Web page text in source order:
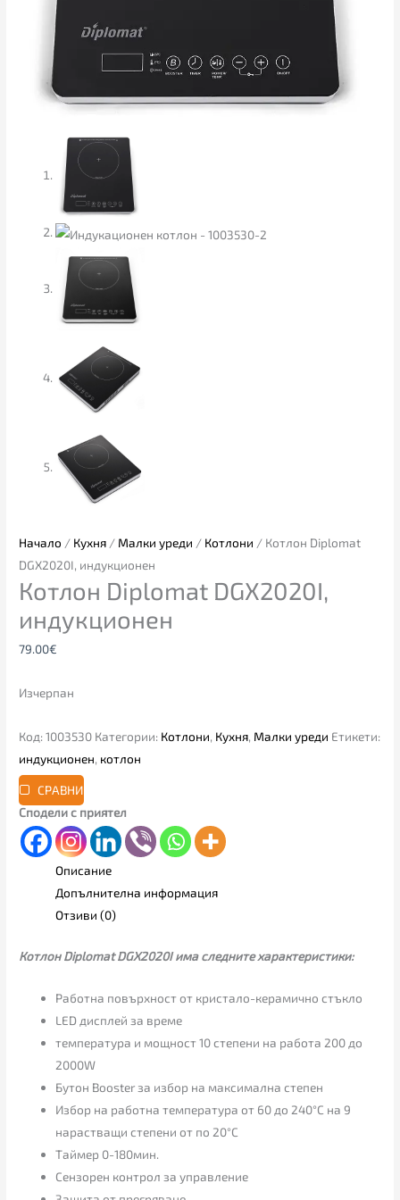
Начало / Кухня / Малки уреди / Котлони / Котлон Diplomat
DGX2020I, индукционен
Котлон Diplomat DGX2020I,
индукционен
79.00€
Изчерпан
Код:1003530 Категории: Котлони, Кухня, Малки уреди Етикети:
индукционен, котлон
СРАВНИ
Сподели с приятел
Описание
Допълнителна информация
Отзиви (0)
Котлон Diplomat DGX2020I има следните характеристики:
Работна повърхност от кристалo-керамично стъкло
LED дисплей за време
температура и мощност 10 степени на работа 200 до
2000W
Бутон Booster за избор на максимална степен
Избор на работна температура от 60 до 240°C на 9
нарастващи степени от по 20°C
Таймер 0-180мин.
Сензорен контрол за управление